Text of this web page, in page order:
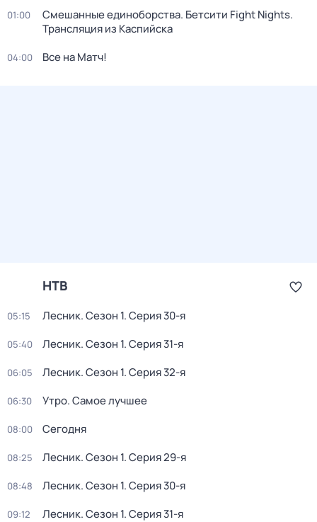
01:00
Смешанные единоборства. Бетсити Fight Nights.
Трансляция из Каспийска
04:00 Все на Матч!
НТВ
05:15 Лесник. Сезон 1. Серия 30-я
05:40 Лесник. Сезон 1. Серия 31-я
06:05 Лесник. Сезон 1. Серия 32-я
06:30 Утро. Самое лучшее
08:00 Сегодня
08:25 Лесник. Сезон 1. Серия 29-я
08:48 Лесник. Сезон 1. Серия 30-я
09:12 Лесник. Сезон 1. Серия 31-я